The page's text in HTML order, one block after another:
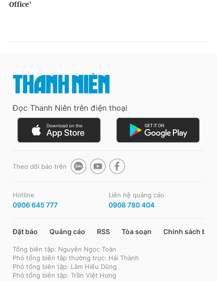
Đọc Thanh Niên trên điện thoại
Theo dõi báo trên
Hotline
0906 645 777
Liên hệ quảng cáo
0908 780 404
Đặt báo Quảng cáo RSS Tòa soạn Chính sách bảo
Tổng biên tập: Nguyễn Ngọc Toàn
Phó tổng biên tập thường trực: Hải Thành
Phó tổng biên tập: Lâm Hiếu Dũng
Phó tổng biên tập: Trần Việt Hưng